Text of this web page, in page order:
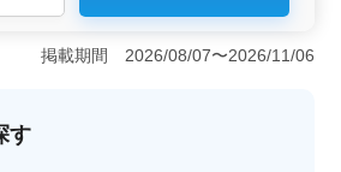
伊勢崎市の会計事務所での勤務
ため、通勤が非常に便利です。残業
できるため、プライベートの時間を
＜豊富な業務内容＞ 主な業務
掲載期間 2026/08/07〜2026/11/06
す